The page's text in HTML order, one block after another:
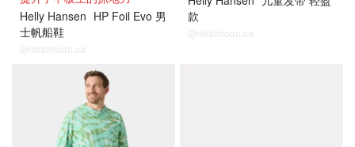
Helly Hansen HP Foil Evo 男
士帆船鞋
@dealmoon.ca
款
@dealmoon.ca